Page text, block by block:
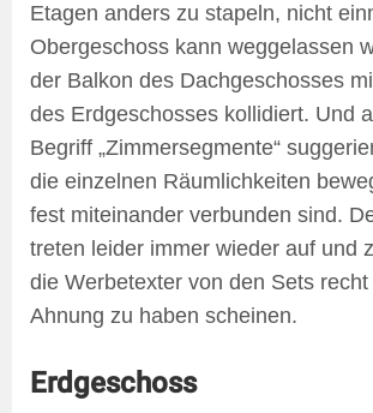
Etagen anders zu stapeln, nicht
Obergeschoss kann weggelassen
der Balkon des Dachgeschosses
des Erdgeschosses kollidiert. Und
Begriff „Zimmersegmente“
die einzelnen Räumlichkeiten
fest miteinander verbunden sind.
treten leider immer wieder auf und
die Werbetexter von den Sets recht
Ahnung zu haben scheinen.
Erdgeschoss